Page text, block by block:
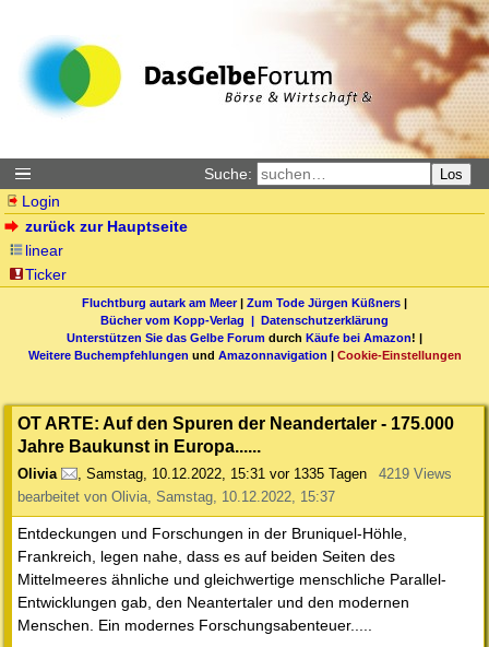
Suche: Los
Login
zurück zur Hauptseite
linear
Ticker
Fluchtburg autark am Meer| Zum Tode Jürgen Küßners |
Bücher vom Kopp-Verlag | Datenschutzerklärung
Unterstützen Sie das Gelbe Forum durch Käufe bei Amazon! |
Weitere Buchempfehlungen und Amazonnavigation | Cookie-Einstellungen
OT ARTE: Auf den Spuren der Neandertaler - 175.000
Jahre Baukunst in Europa......
Olivia , Samstag, 10.12.2022, 15:31 vor 1335 Tagen
4219 Views
bearbeitet von Olivia, Samstag, 10.12.2022, 15:37
Entdeckungen und Forschungen in der Bruniquel-Höhle,
Frankreich, legen nahe, dass es auf beiden Seiten des
Mittelmeeres ähnliche und gleichwertige menschliche Parallel-
Entwicklungen gab, den Neantertaler und den modernen
Menschen. Ein modernes Forschungsabenteuer.....